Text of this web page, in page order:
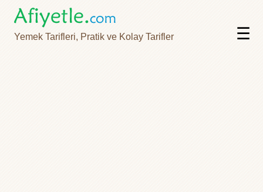
Yemek Tarifleri, Pratik ve Kolay Tarifler ☰